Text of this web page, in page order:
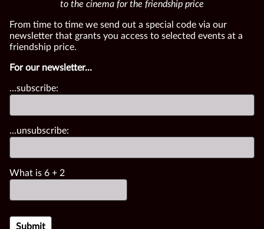
to the cinema for the friendship price
From time to time we send out a special code via our
newsletter that grants you access to selected events at a
friendship price.
For our newsletter...
...subscribe:
...unsubscribe:
What is 6 + 2